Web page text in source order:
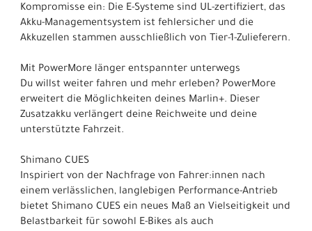
Kompromisse ein: Die E-Systeme sind UL-zertifiziert, das
Akku-Managementsystem ist fehlersicher und die
Akkuzellen stammen ausschließlich von Tier-1-Zulieferern.
Mit PowerMore länger entspannter unterwegs
Du willst weiter fahren und mehr erleben? PowerMore
erweitert die Möglichkeiten deines Marlin+. Dieser
Zusatzakku verlängert deine Reichweite und deine
unterstützte Fahrzeit.
Shimano CUES
Inspiriert von der Nachfrage von Fahrer:innen nach
einem verlässlichen, langlebigen Performance-Antrieb
bietet Shimano CUES ein neues Maß an Vielseitigkeit und
Belastbarkeit für sowohl E-Bikes als auch